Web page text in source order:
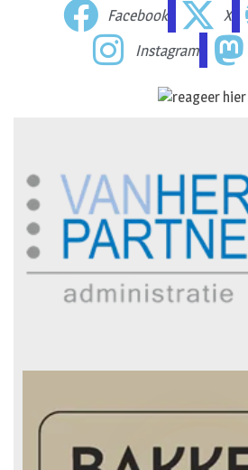
Facebook X
Instagram